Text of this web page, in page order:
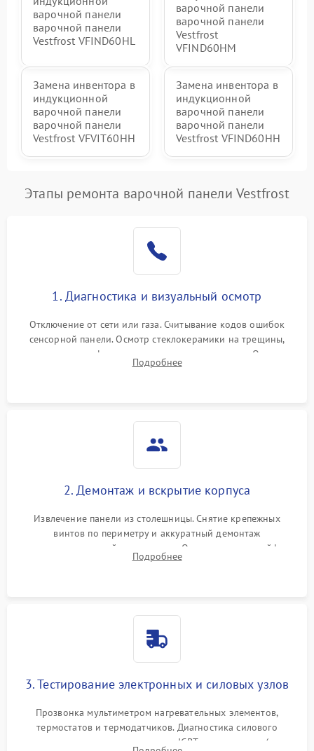
варочной панели
варочной панели
Vestfrost VFIND60HL
варочной панели
варочной панели
Vestfrost
VFIND60HM
Замена инвентора в
индукционной
варочной панели
варочной панели
Vestfrost VFVIT60HH
Замена инвентора в
индукционной
варочной панели
варочной панели
Vestfrost VFIND60HH
Этапы ремонта варочной панели Vestfrost
1. Диагностика и визуальный осмотр
Отключение от сети или газа. Считывание кодов ошибок
сенсорной панели. Осмотр стеклокерамики на трещины,
проверка конфорок на равномерность нагрева. Опрос
клиента о симптомах (не включается, не видит посуду,
Подробнее
2. Демонтаж и вскрытие корпуса
Извлечение панели из столешницы. Снятие крепежных
винтов по периметру и аккуратный демонтаж
стеклокерамической поверхности. Отсоединение шлейфов
сенсорного блока для доступа к силовым платам, катушкам
Подробнее
3. Тестирование электронных и силовых узлов
Прозвонка мультиметром нагревательных элементов,
термостатов и термодатчиков. Диагностика силового
модуля, реле, диодных мостов и IGBT-транзисторов (для